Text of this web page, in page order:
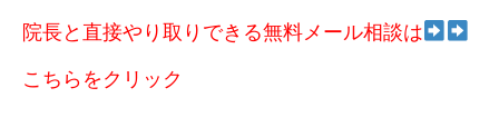
院長と直接やり取りできる無料メール相談は
こちらをクリック